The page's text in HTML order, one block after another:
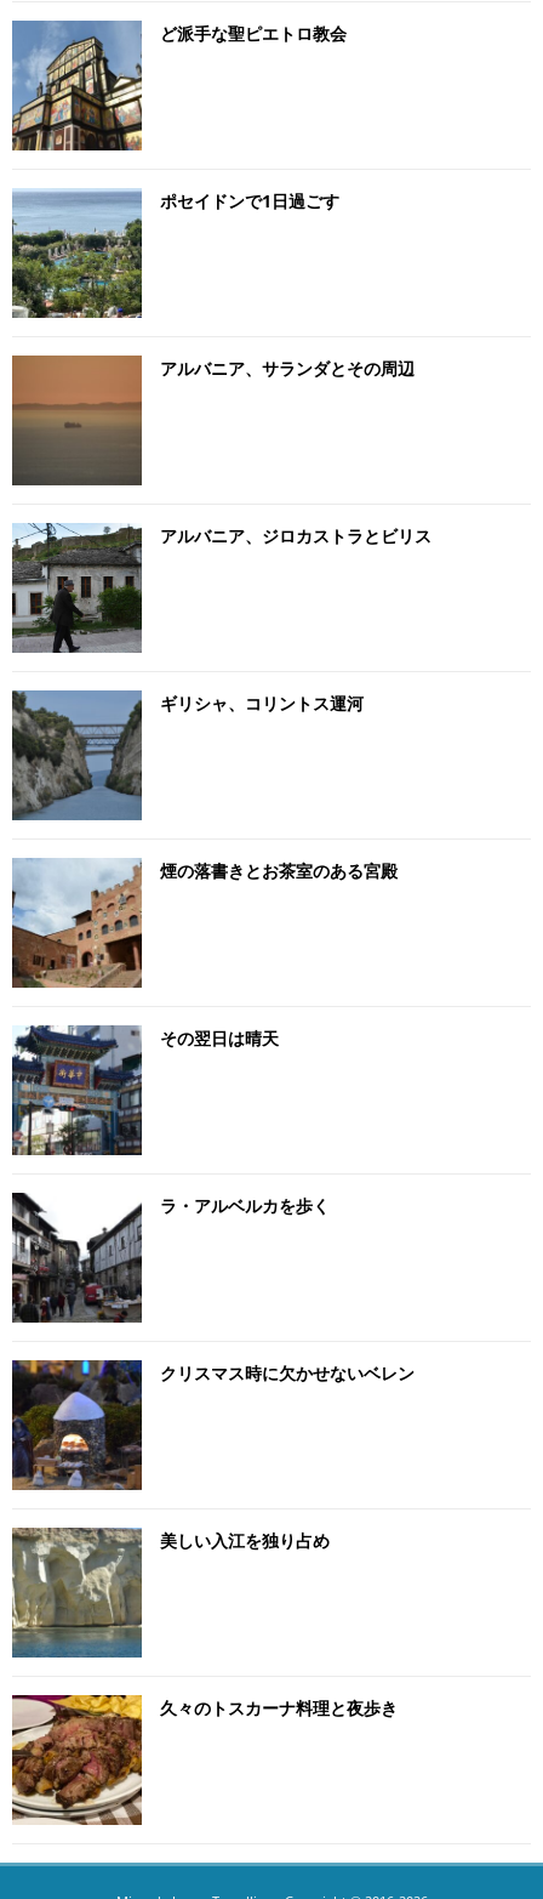
ど派手な聖ピエトロ教会
ポセイドンで1日過ごす
アルバニア、サランダとその周辺
アルバニア、ジロカストラとビリス
ギリシャ、コリントス運河
煙の落書きとお茶室のある宮殿
その翌日は晴天
ラ・アルベルカを歩く
クリスマス時に欠かせないベレン
美しい入江を独り占め
久々のトスカーナ料理と夜歩き